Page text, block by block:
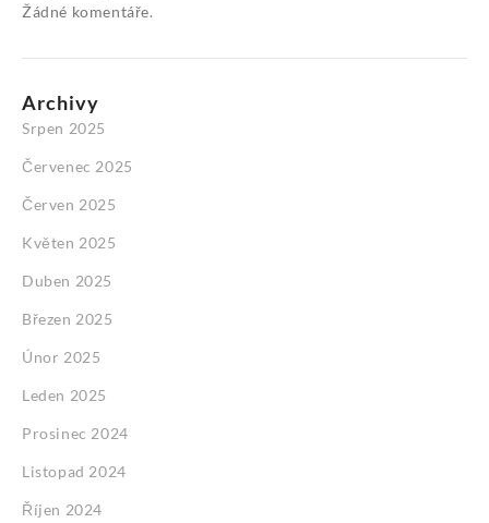
Žádné komentáře.
Archivy
Srpen 2025
Červenec 2025
Červen 2025
Květen 2025
Duben 2025
Březen 2025
Únor 2025
Leden 2025
Prosinec 2024
Listopad 2024
Říjen 2024